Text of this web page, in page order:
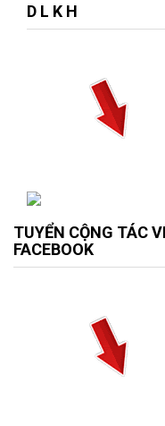
D L K H
TUYỂN CỘNG TÁC
FACEBOOK